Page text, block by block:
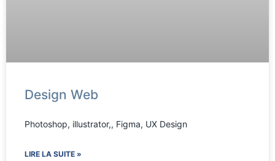
Design Web
Photoshop, illustrator,, Figma, UX Design
LIRE LA SUITE »